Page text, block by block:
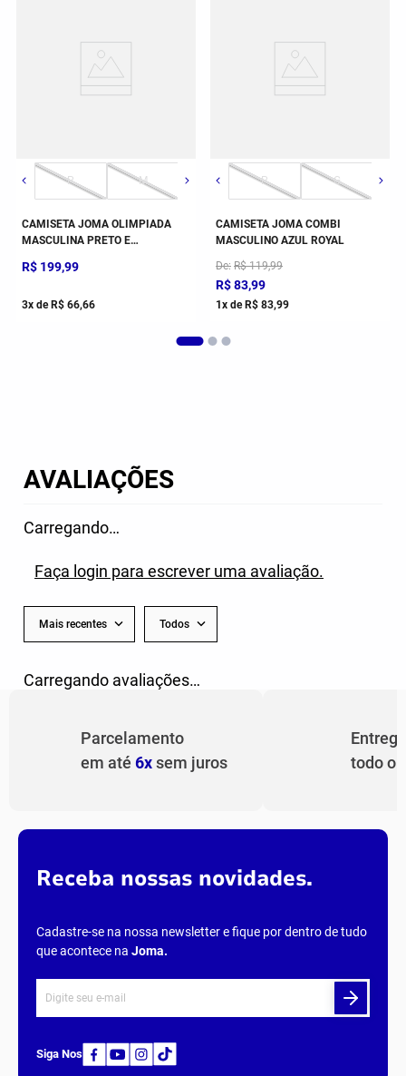
P M G 2GG/3G
CAMISETA JOMA OLIMPIADA
MASCULINA PRETO E
R$ 199,99
3x de R$ 66,66
P G
CAMISETA JOMA COMBI
MASCULINO AZUL ROYAL
De R$ 119,99
R$83,99
1 x de R$ 83,99
AVALIAÇÕES
Carregando…
Faça login para escrever uma avaliação.
Mais recentes Todos
Carregando avaliações…
Parcelamento
em até 6xsem juros
todo o
Receba nossas novidades.
Cadastre-se na nossa newsletter e fique por dentro de tudo
que acontece na Joma.
Siga Nos